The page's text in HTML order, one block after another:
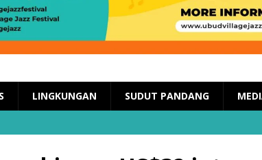
LINGKUNGAN SUDUT PANDANG